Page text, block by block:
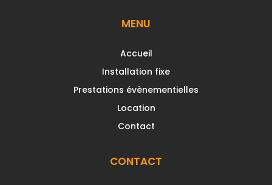
MENU
Accueil
Installation fixe
Prestations évènementielles
Location
Contact
CONTACT